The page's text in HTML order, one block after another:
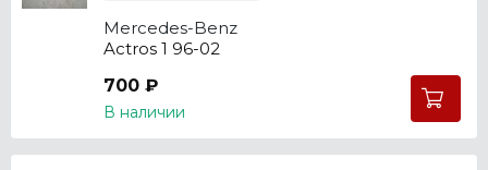
Mercedes-Benz
Actros 1 96-02
700 ₽
В наличии